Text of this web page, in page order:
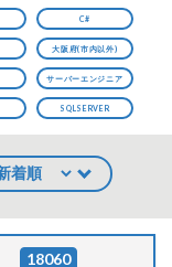
C#
大阪府(市内以外)
サーバーエンジニア
SQLSERVER
18060